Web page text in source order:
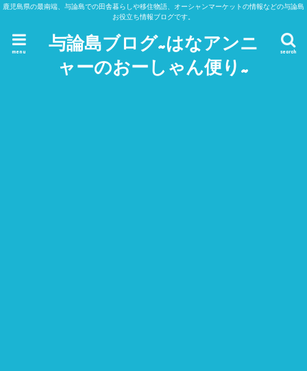
鹿児島県の最南端、与論島での田舎暮らしや移住物語、オーシャンマーケットの情報などの与論島
お役立ち情報ブログです。
与論島ブログ~はなアンニ
ャーのおーしゃん便り~
search
menu